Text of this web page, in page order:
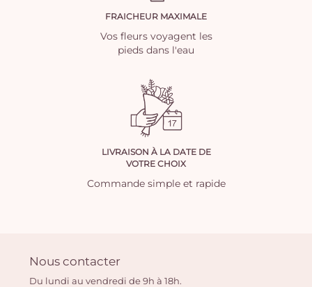
FRAICHEUR MAXIMALE
Vos fleurs voyagent les
pieds dans l'eau
LIVRAISON À LA DATE DE
VOTRE CHOIX
Commande simple et rapide
Nous contacter
Du lundi au vendredi de 9h à 18h.